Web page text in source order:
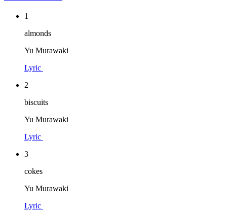
1
almonds
Yu Murawaki
Lyric
2
biscuits
Yu Murawaki
Lyric
3
cokes
Yu Murawaki
Lyric